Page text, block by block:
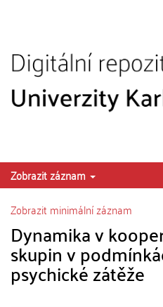
Zobrazit záznam
Zobrazit minimální záznam
Dynamika v
skupin v
psychické zátěže